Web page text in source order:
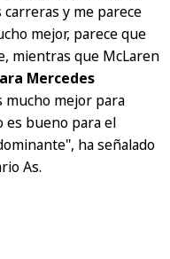
y me parece
mejor, parece que
mientras que McLaren
Mercedes
mucho mejor para
es bueno para el
ha señalado
As.